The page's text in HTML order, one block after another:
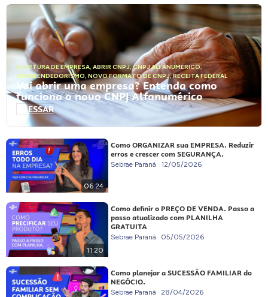
ABERTURA DE EMPRESA, ABRIR CNPJ,CNPJ ALFANUMÉRICO,
EMPREENDEDORISMO, NOVO FORMATO DE CNPJ,RECEITA FEDERAL
Vai abrir uma empresa? Entenda como
funciona o novo CNPJ Alfanumérico
ACESSAR
06:24
Como ORGANIZAR sua EMPRESA. Reduzir
erros e crescer com SEGURANÇA.
Sebrae Paraná 12/05/2026
11:20
Como definir o PREÇO DE VENDA. Passo a
passo atualizado com PLANILHA
GRATUITA
Sebrae Paraná 05/05/2026
Como planejar a SUCESSÃO FAMILIAR do
NEGÓCIO.
Sebrae Paraná 28/04/2026